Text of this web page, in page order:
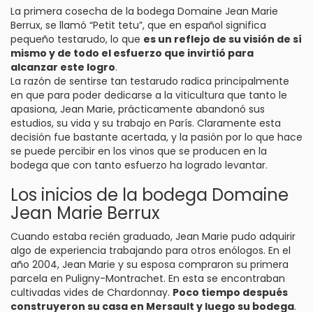
La primera cosecha de la bodega Domaine Jean Marie
Berrux, se llamó “Petit tetu”, que en español significa
pequeño testarudo, lo que es un reflejo de su visión de sí
mismo y de todo el esfuerzo que invirtió para
alcanzar este logro.
La razón de sentirse tan testarudo radica principalmente
en que para poder dedicarse a la viticultura que tanto le
apasiona, Jean Marie, prácticamente abandonó sus
estudios, su vida y su trabajo en París. Claramente esta
decisión fue bastante acertada, y la pasión por lo que hace
se puede percibir en los vinos que se producen en la
bodega que con tanto esfuerzo ha logrado levantar.
Los inicios de la bodega Domaine
Jean Marie Berrux
Cuando estaba recién graduado, Jean Marie pudo adquirir
algo de experiencia trabajando para otros enólogos. En el
año 2004, Jean Marie y su esposa compraron su primera
parcela en Puligny-Montrachet. En esta se encontraban
cultivadas vides de Chardonnay. Poco tiempo después
construyeron su casa en Mersault y luego su bodega.